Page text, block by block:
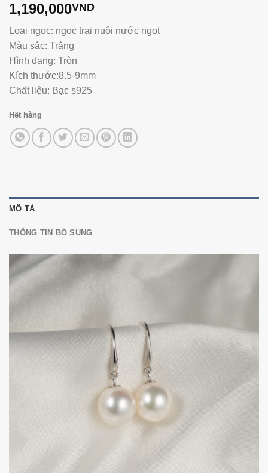
1,190,000VND
Loại ngọc: ngọc trai nuôi nước ngọt
Màu sắc: Trắng
Hình dạng: Tròn
Kích thước:8.5-9mm
Chất liệu: Bạc s925
Hết hàng
MÔ TẢ
THÔNG TIN BỔ SUNG